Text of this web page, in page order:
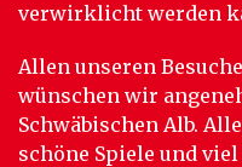
verwirklicht werden
Allen unseren
wünschen wir
Schwäbischen Alb.
schöne Spiele und